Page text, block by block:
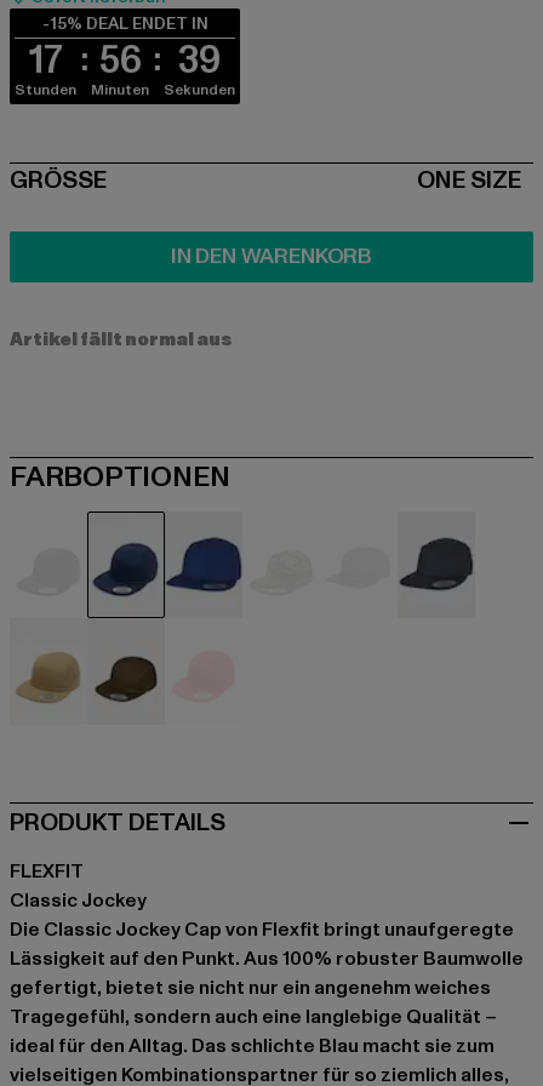
-15% DEAL ENDET IN
17
Stunden
56
Minuten
39
Sekunden
SIZE
GRÖSSE ONE SIZE
IN DEN WARENKORB
Artikel fällt normal aus
FARBOPTIONEN
PRODUKT DETAILS
FLEXFIT
Classic Jockey
Die Classic Jockey Cap von Flexfit bringt unaufgeregte
Lässigkeit auf den Punkt. Aus 100% robuster Baumwolle
gefertigt, bietet sie nicht nur ein angenehm weiches
Tragegefühl, sondern auch eine langlebige Qualität –
ideal für den Alltag. Das schlichte Blau macht sie zum
vielseitigen Kombinationspartner für so ziemlich alles,